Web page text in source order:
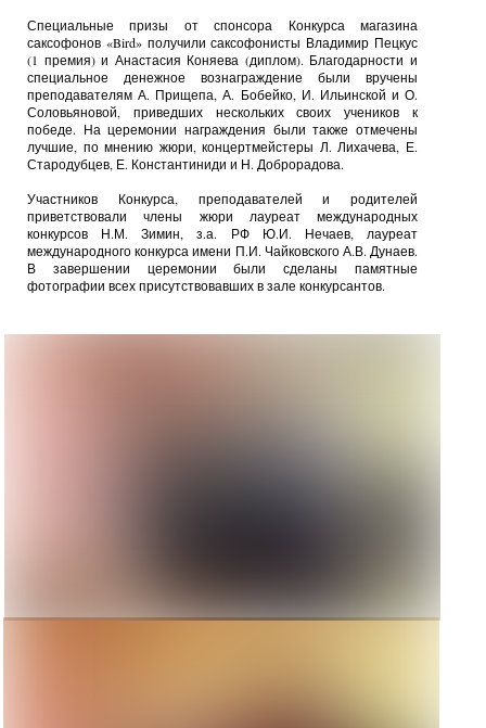
Специальные призы от спонсора Конкурса магазина
саксофонов «Bird» получили саксофонисты Владимир Пецкус
(1 премия) и Анастасия Коняева (диплом). Благодарности и
специальное денежное вознаграждение были вручены
преподавателям А. Прищепа, А. Бобейко, И. Ильинской и О.
Соловьяновой, приведших нескольких своих учеников к
победе. На церемонии награждения были также отмечены
лучшие, по мнению жюри, концертмейстеры Л. Лихачева, Е.
Стародубцев, Е. Константиниди и Н. Доброрадова.
Участников Конкурса, преподавателей и родителей
приветствовали члены жюри лауреат международных
конкурсов Н.М. Зимин, з.а. РФ Ю.И. Нечаев, лауреат
международного конкурса имени П.И. Чайковского А.В. Дунаев.
В завершении церемонии были сделаны памятные
фотографии всех присутствовавших в зале конкурсантов.